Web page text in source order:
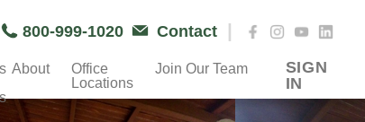
800-999-1020 Contact |
About
Office
Locations
Join Our Team
SIGN
IN